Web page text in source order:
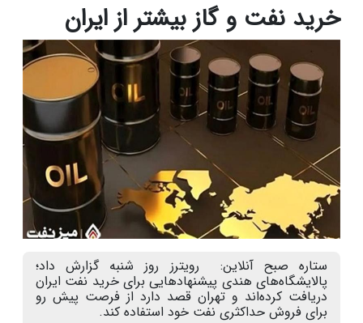
خرید نفت و گاز بیشتر از ایران
ستاره صبح آنلاین: رویترز روز شنبه گزارش داد؛‌
پالایشگاه‌های هندی پیشنهادهایی برای خرید نفت ایران
دریافت کرده‌اند و تهران قصد دارد از فرصت پیش رو
برای فروش حداکثری نفت خود استفاده کند.